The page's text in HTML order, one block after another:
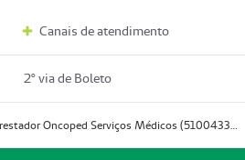
Canais de atendimento
2º via de Boleto
Prestador Oncoped Serviços Médicos (51004335-0)